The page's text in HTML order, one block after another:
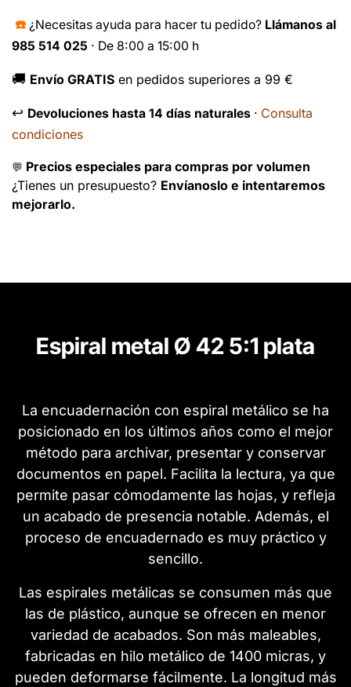
☎️ ¿Necesitas ayuda para hacer tu pedido? Llámanos al
985 514 025 · De 8:00 a 15:00 h
🚚 Envío GRATIS en pedidos superiores a 99 €
↩️ Devoluciones hasta 14 días naturales · Consulta
condiciones
💬 Precios especiales para compras por volumen
¿Tienes un presupuesto? Envíanoslo e intentaremos
mejorarlo.
Espiral metal Ø 42 5:1 plata
La encuadernación con espiral metálico se ha
posicionado en los últimos años como el mejor
método para archivar, presentar y conservar
documentos en papel. Facilita la lectura, ya que
permite pasar cómodamente las hojas, y refleja
un acabado de presencia notable. Además, el
proceso de encuadernado es muy práctico y
sencillo.
Las espirales metálicas se consumen más que
las de plástico, aunque se ofrecen en menor
variedad de acabados. Son más maleables,
fabricadas en hilo metálico de 1400 micras, y
pueden deformarse fácilmente. La longitud más